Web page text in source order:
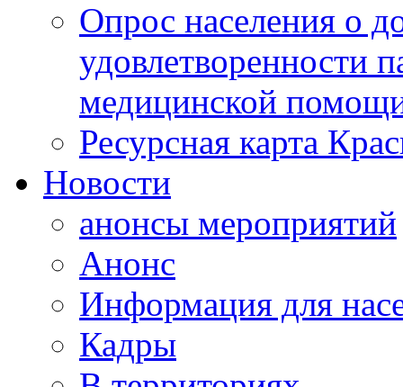
Опрос населения о
удовлетворенности
медицинской
Ресурсная карта
Новости
анонсы мероприятий
Анонс
Информация для
Кадры